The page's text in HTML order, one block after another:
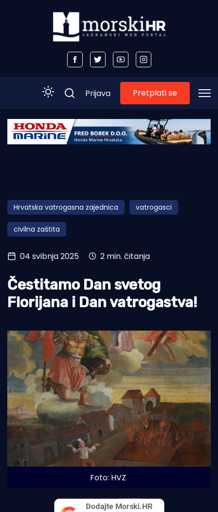
Početna
Obala
Otoci
Turizam i nautika
Pomorstvo
Ribolov
Ekologija
Prijava Pretplati se
Hrvatska vatrogasna zajednica vatrogasci
civilna zaštita
04 svibnja 2025 2 min. čitanja
Čestitamo Dan svetog
Florijana i Dan vatrogastva!
Foto: HVZ